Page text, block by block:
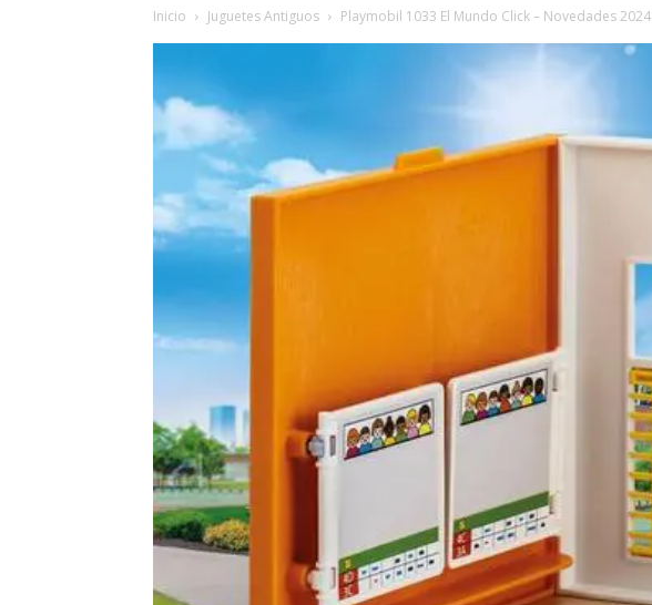
Inicio Juguetes Antiguos Playmobil 1033 El Mundo Click – Novedades 2024